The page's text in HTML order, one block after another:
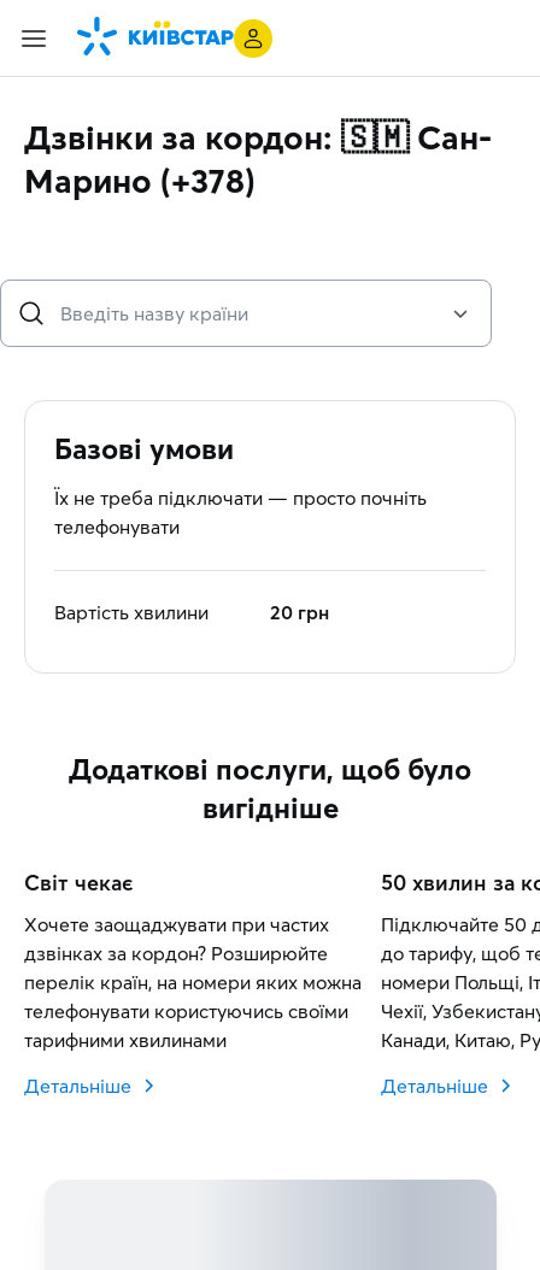
Дзвінки за кордон: 🇸🇲 Сан-
Марино (+378)
Базові умови
Їх не треба підключати — просто почніть
телефонувати
Вартість хвилини 20 грн
Додаткові послуги, щоб було
вигідніше
Світ чекає
Хочете заощаджувати при частих
дзвінках за кордон? Розширюйте
перелік країн, на номери яких можна
телефонувати користуючись своїми
тарифними хвилинами
Детальніше
50 хвилин за
Підключайте 50
до тарифу, щоб
номери Польщі,
Чехії,
Канади, Китаю,
Детальніше